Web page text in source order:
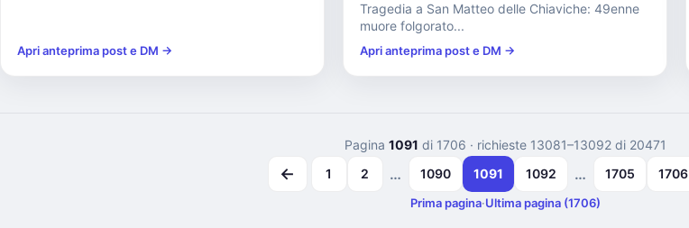
Apri anteprima post e DM →
Tragedia a San Matteo delle Chiaviche: 49enne
muore folgorato...
Apri anteprima post e DM →
Pagina 1091 di 1706 · richieste 13081–13092 di 20471
← 1 2 … 1090 1091 1092 … 1705 1706
Prima pagina·Ultima pagina (1706)